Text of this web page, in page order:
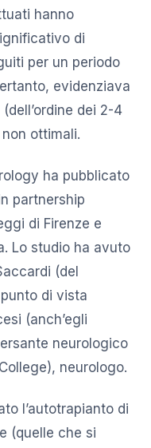
hanno
di
per un periodo
evidenziava
dei 2-4
ottimali.
ha pubblicato
partnership
di Firenze e
Lo studio ha avuto
(del
di vista
(anch’egli
neurologico
neurologo.
l’autotrapianto di
(quelle che si